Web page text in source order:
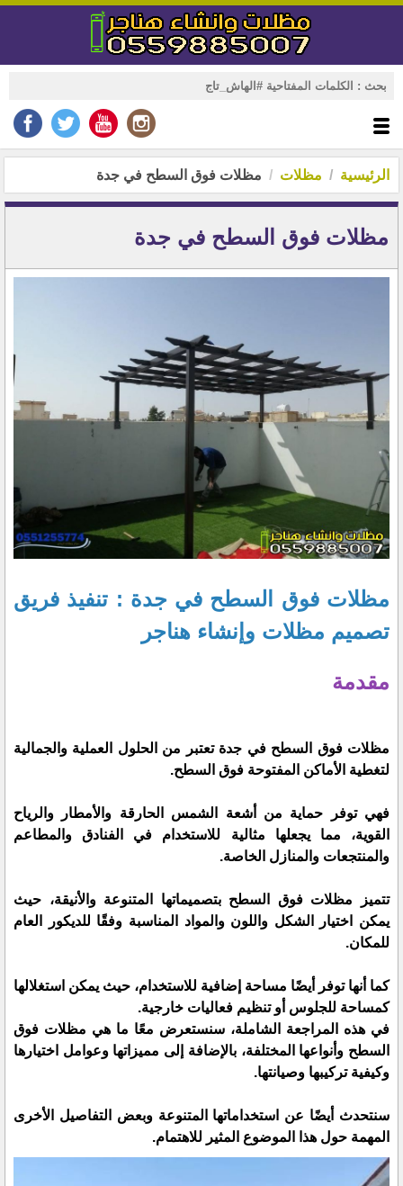
الرئيسية مظلات مظلات فوق السطح في جدة
مظلات فوق السطح في جدة
مظلات فوق السطح في جدة : تنفيذ فريق
تصميم مظلات وإنشاء هناجر
مقدمة
مظلات فوق السطح في جدة تعتبر من الحلول العملية والجمالية
لتغطية الأماكن المفتوحة فوق السطح.
فهي توفر حماية من أشعة الشمس الحارقة والأمطار والرياح
القوية، مما يجعلها مثالية للاستخدام في الفنادق والمطاعم
والمنتجعات والمنازل الخاصة.
تتميز مظلات فوق السطح بتصميماتها المتنوعة والأنيقة، حيث
يمكن اختيار الشكل واللون والمواد المناسبة وفقًا للديكور العام
للمكان.
كما أنها توفر أيضًا مساحة إضافية للاستخدام، حيث يمكن استغلالها
كمساحة للجلوس أو تنظيم فعاليات خارجية.
في هذه المراجعة الشاملة، سنستعرض معًا ما هي مظلات فوق
السطح وأنواعها المختلفة، بالإضافة إلى مميزاتها وعوامل اختيارها
وكيفية تركيبها وصيانتها.
سنتحدث أيضًا عن استخداماتها المتنوعة وبعض التفاصيل الأخرى
المهمة حول هذا الموضوع المثير للاهتمام.